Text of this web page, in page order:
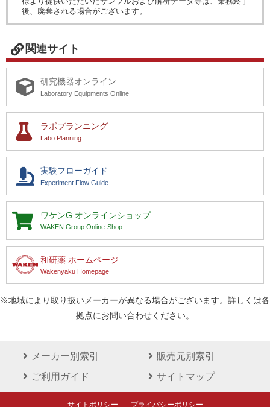
後、廃棄される場合がございます。
関連サイト
研究機器オンライン
Laboratory Equipments Online
ラボプランニング
Labo Planning
実験フローガイド
Experiment Flow Guide
ワケンG オンラインショップ
WAKEN Group Online-Shop
和研薬 ホームページ
Wakenyaku Homepage
※地域により取り扱いメーカーが異なる場合がございます。詳しくは各
拠点にお問い合わせください。
メーカー別索引
販売元別索引
ご利用ガイド
サイトマップ
サイトポリシー プライバシーポリシー